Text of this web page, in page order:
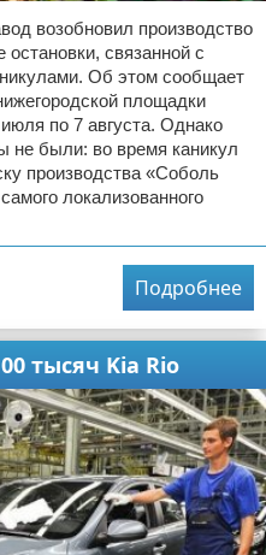
возобновил производство
остановки, связанной с
Об этом сообщает
площадки
по 7 августа. Однако
не были: во время каникул
производства «Соболь
локализованного
Подробнее
тысяч Kia Rio